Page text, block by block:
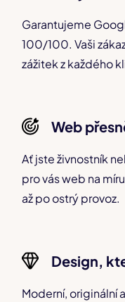
Garantujeme
100/100. Vaši
zážitek z každého
Web
Ať jste živnostník
pro vás web na
až po ostrý provoz.
Design,
Moderní, originální